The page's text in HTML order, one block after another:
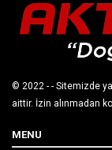
© 2022 - - Sitemizde
aittir. İzin alınmadan
MENU